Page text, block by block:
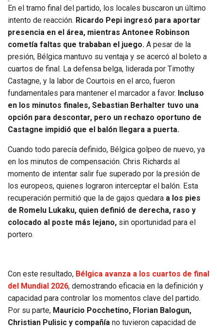
En el tramo final del partido, los locales buscaron un último
intento de reacción. Ricardo Pepi ingresó para aportar
presencia en el área, mientras Antonee Robinson
cometía faltas que trababan el juego. A pesar de la
presión, Bélgica mantuvo su ventaja y se acercó al boleto a
cuartos de final. La defensa belga, liderada por Timothy
Castagne, y la labor de Courtois en el arco, fueron
fundamentales para mantener el marcador a favor. Incluso
en los minutos finales, Sebastian Berhalter tuvo una
opción para descontar, pero un rechazo oportuno de
Castagne impidió que el balón llegara a puerta.
Cuando todo parecía definido, Bélgica golpeo de nuevo, ya
en los minutos de compensación. Chris Richards al
momento de intentar salir fue superado por la presión de
los europeos, quienes lograron interceptar el balón. Esta
recuperación permitió que la de gajos quedara a los pies
de Romelu Lukaku, quien definió de derecha, raso y
colocado al poste más lejano, sin oportunidad para el
portero.
Con este resultado, Bélgica avanza a los cuartos de final
del Mundial 2026, demostrando eficacia en la definición y
capacidad para controlar los momentos clave del partido.
Por su parte, Mauricio Pocchetino, Florian Balogun,
Christian Pulisic y compañía no tuvieron capacidad de